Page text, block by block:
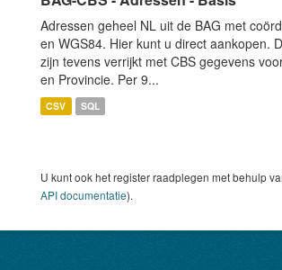
Adressen geheel NL uit de BAG met
en WGS84. Hier kunt u direct aankopen.
zijn tevens verrijkt met CBS gegevens
en Provincie. Per 9...
CSV SQL
U kunt ook het register raadplegen met behulp
API documentatie).